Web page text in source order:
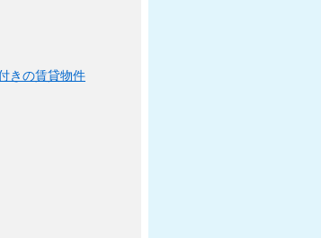
きの賃貸物件